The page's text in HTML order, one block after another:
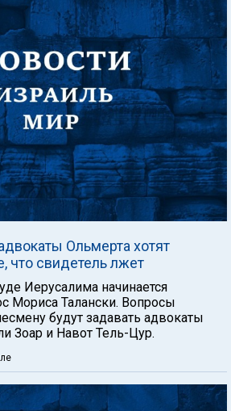
Ольмерта хотят
что свидетель лжет
Иерусалима начинается
Мориса Талански. Вопросы
будут задавать адвокаты
Зоар и Навот Тель-Цур.